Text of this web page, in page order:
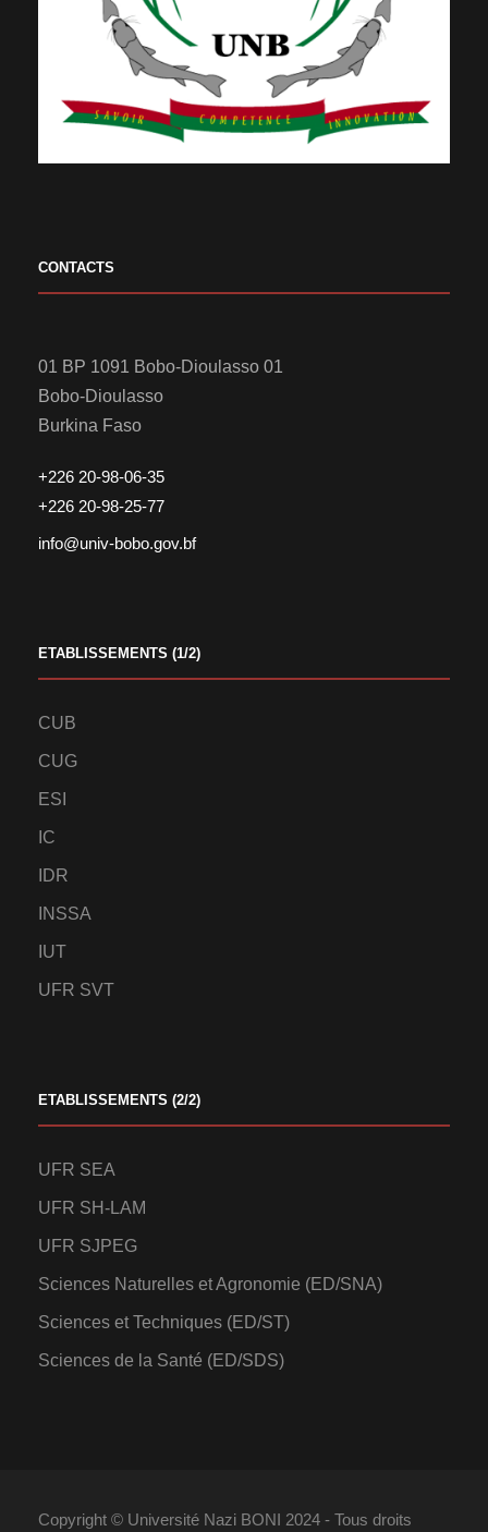
CONTACTS
01 BP 1091 Bobo-Dioulasso 01
Bobo-Dioulasso
Burkina Faso
+226 20-98-06-35
+226 20-98-25-77
info@univ-bobo.gov.bf
ETABLISSEMENTS (1/2)
CUB
CUG
ESI
IC
IDR
INSSA
IUT
UFR SVT
ETABLISSEMENTS (2/2)
UFR SEA
UFR SH-LAM
UFR SJPEG
Sciences Naturelles et Agronomie (ED/SNA)
Sciences et Techniques (ED/ST)
Sciences de la Santé (ED/SDS)
Copyright © Université Nazi BONI 2024 - Tous droits